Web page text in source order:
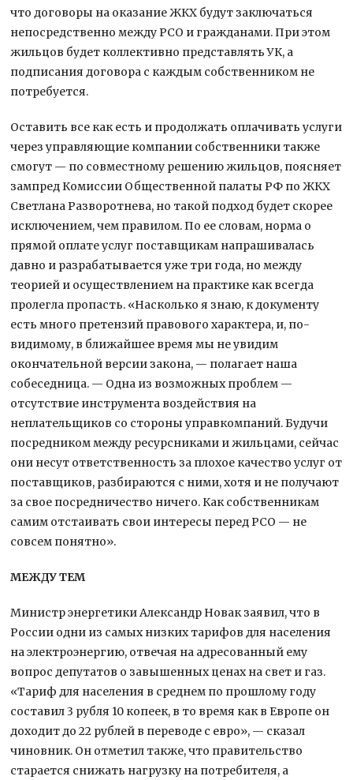
что договоры на оказание ЖКХ будут заключаться
непосредственно между РСО и гражданами. При этом
жильцов будет коллективно представлять УК, а
подписания договора с каждым собственником не
потребуется.
Оставить все как есть и продолжать оплачивать услуги
через управляющие компании собственники также
смогут — по совместному решению жильцов, поясняет
зампред Комиссии Общественной палаты РФ по ЖКХ
Светлана Разворотнева, но такой подход будет скорее
исключением, чем правилом. По ее словам, норма о
прямой оплате услуг поставщикам напрашивалась
давно и разрабатывается уже три года, но между
теорией и осуществлением на практике как всегда
пролегла пропасть. «Насколько я знаю, к документу
есть много претензий правового характера, и, по-
видимому, в ближайшее время мы не увидим
окончательной версии закона, — полагает наша
собеседница. — Одна из возможных проблем —
отсутствие инструмента воздействия на
неплательщиков со стороны управкомпаний. Будучи
посредником между ресурсниками и жильцами, сейчас
они несут ответственность за плохое качество услуг от
поставщиков, разбираются с ними, хотя и не получают
за свое посредничество ничего. Как собственникам
самим отстаивать свои интересы перед РСО — не
совсем понятно».
МЕЖДУ ТЕМ
Министр энергетики Александр Новак заявил, что в
России одни из самых низких тарифов для населения
на электроэнергию, отвечая на адресованный ему
вопрос депутатов о завышенных ценах на свет и газ.
«Тариф для населения в среднем по прошлому году
составил 3 рубля 10 копеек, в то время как в Европе он
доходит до 22 рублей в переводе с евро», — сказал
чиновник. Он отметил также, что правительство
старается снижать нагрузку на потребителя, а